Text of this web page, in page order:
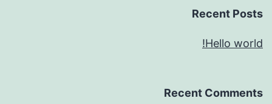
Recent Posts
Hello world!
Recent Comments